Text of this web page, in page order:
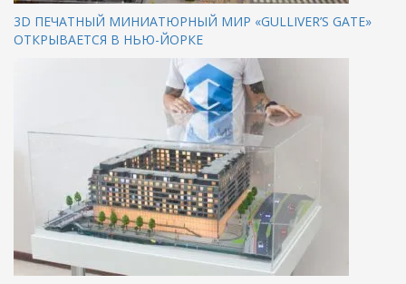
3D ПЕЧАТНЫЙ МИНИАТЮРНЫЙ МИР «GULLIVER’S GATE»
ОТКРЫВАЕТСЯ В НЬЮ-ЙОРКЕ